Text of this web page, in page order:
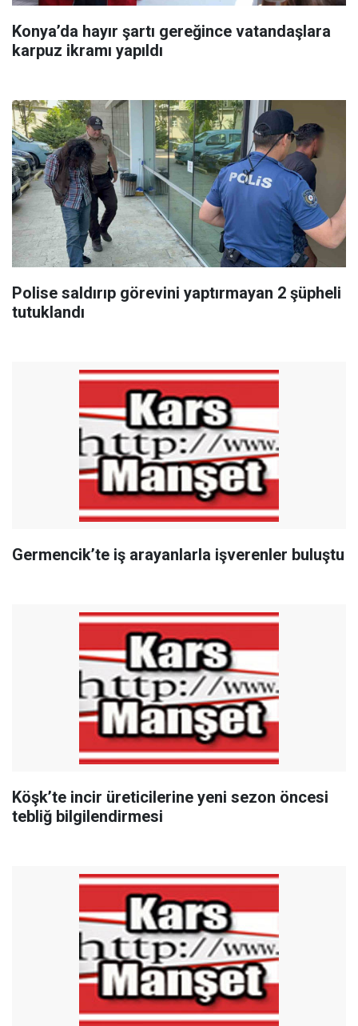
Konya’da hayır şartı gereğince vatandaşlara
karpuz ikramı yapıldı
Polise saldırıp görevini yaptırmayan 2 şüpheli
tutuklandı
Germencik’te iş arayanlarla işverenler buluştu
Köşk’te incir üreticilerine yeni sezon öncesi
tebliğ bilgilendirmesi